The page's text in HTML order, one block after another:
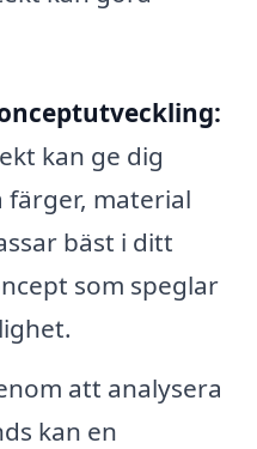
kan ge dig
material
bäst i ditt
som speglar
att analysera
kan en